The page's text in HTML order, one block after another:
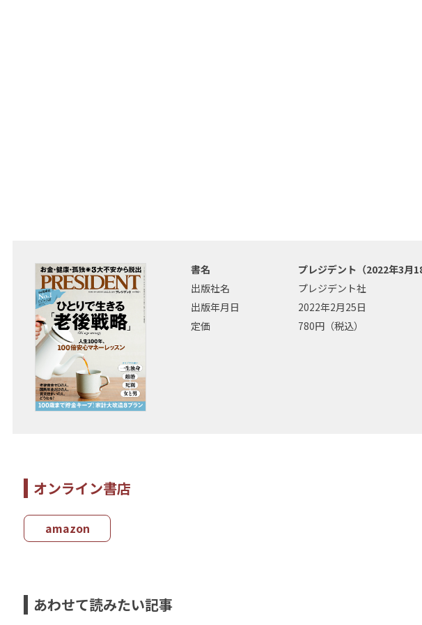
書名
プレジデント（2022年3月
出版社名
プレジデント社
出版年月日
2022年2月25日
定価
780円（税込）
オンライン書店
amazon
あわせて読みたい記事